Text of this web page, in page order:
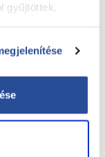
gyűjtöttek.
klímabarát,
nemcsak a